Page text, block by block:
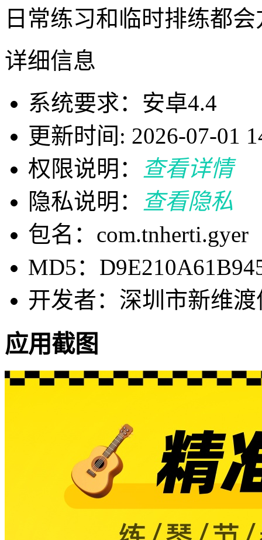
日常练习和临时排练都
详细信息
系统要求：安卓4.4
更新时间: 2026-07-01
权限说明：
查看详情
隐私说明：
查看隐私
包名：com.tnherti.gyer
MD5：
开发者：深圳市新维
应用截图